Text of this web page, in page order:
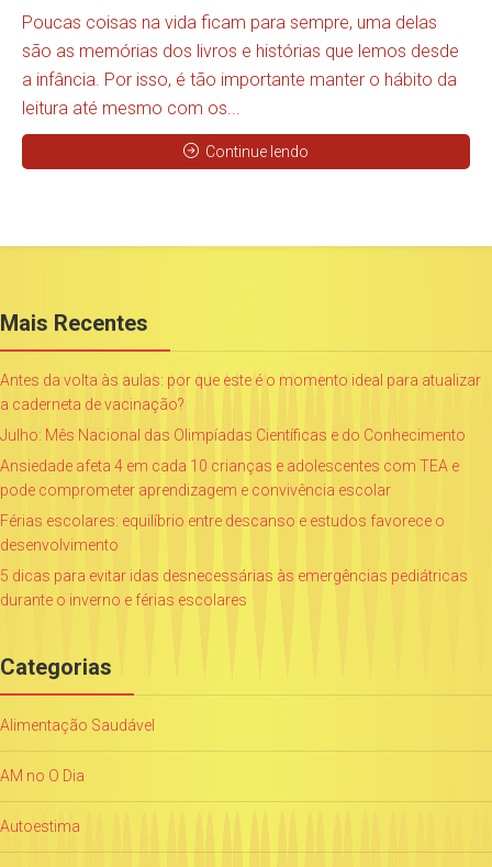
Poucas coisas na vida ficam para sempre, uma delas
são as memórias dos livros e histórias que lemos desde
a infância. Por isso, é tão importante manter o hábito da
leitura até mesmo com os...
Continue lendo
Mais Recentes
Antes da volta às aulas: por que este é o momento ideal para atualizar
a caderneta de vacinação?
Julho: Mês Nacional das Olimpíadas Científicas e do Conhecimento
Ansiedade afeta 4 em cada 10 crianças e adolescentes com TEA e
pode comprometer aprendizagem e convivência escolar
Férias escolares: equilíbrio entre descanso e estudos favorece o
desenvolvimento
5 dicas para evitar idas desnecessárias às emergências pediátricas
durante o inverno e férias escolares
Categorias
Alimentação Saudável
AM no O Dia
Autoestima